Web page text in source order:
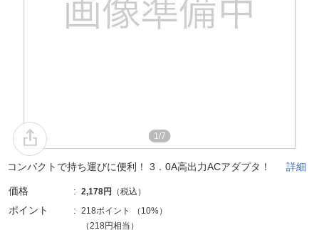
1/7
コンパクトで持ち運びに便利！ 3．0A高出力ACアダプタ！ 詳細
価格 2,178円 （税込）
ポイント 218ポイント （ 10%）
（218円相当）